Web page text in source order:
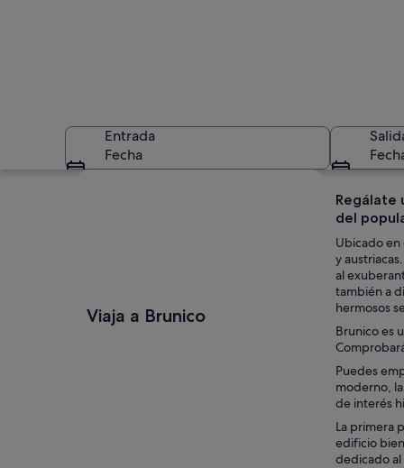
Paisaje rural con
Entrada
Fecha
Viaja a Brunico
Regálate
del
Ubicado en
y
al
también a
hermosos
Brunico es
Puedes
moderno,
de interés
La primera
edificio
dedicado al